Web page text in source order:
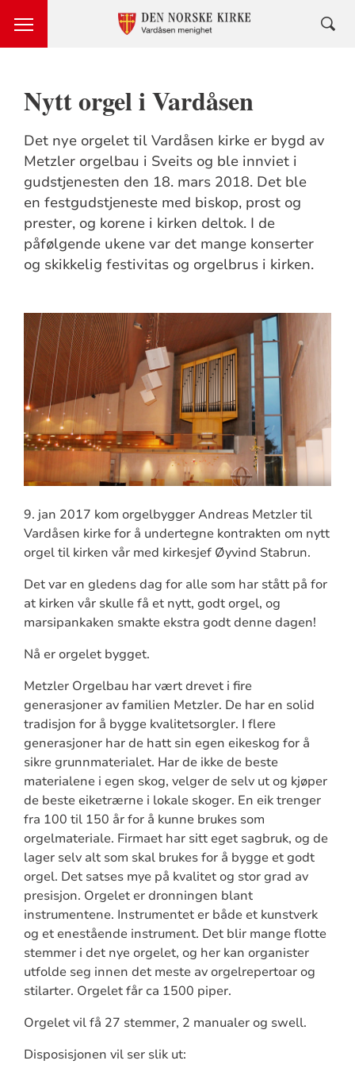
Nytt orgel i Vardåsen
Det nye orgelet til Vardåsen kirke er bygd av
Metzler orgelbau i Sveits og ble innviet i
gudstjenesten den 18. mars 2018. Det ble
en festgudstjeneste med biskop, prost og
prester, og korene i kirken deltok. I de
påfølgende ukene var det mange konserter
og skikkelig festivitas og orgelbrus i kirken.
9. jan 2017 kom orgelbygger Andreas Metzler til
Vardåsen kirke for å undertegne kontrakten om nytt
orgel til kirken vår med kirkesjef Øyvind Stabrun.
Det var en gledens dag for alle som har stått på for
at kirken vår skulle få et nytt, godt orgel, og
marsipankaken smakte ekstra godt denne dagen!
Nå er orgelet bygget.
Metzler Orgelbau har vært drevet i fire
generasjoner av familien Metzler. De har en solid
tradisjon for å bygge kvalitetsorgler. I flere
generasjoner har de hatt sin egen eikeskog for å
sikre grunnmaterialet. Har de ikke de beste
materialene i egen skog, velger de selv ut og kjøper
de beste eiketrærne i lokale skoger. En eik trenger
fra 100 til 150 år for å kunne brukes som
orgelmateriale. Firmaet har sitt eget sagbruk, og de
lager selv alt som skal brukes for å bygge et godt
orgel. Det satses mye på kvalitet og stor grad av
presisjon. Orgelet er dronningen blant
instrumentene. Instrumentet er både et kunstverk
og et enestående instrument. Det blir mange flotte
stemmer i det nye orgelet, og her kan organister
utfolde seg innen det meste av orgelrepertoar og
stilarter. Orgelet får ca 1500 piper.
Orgelet vil få 27 stemmer, 2 manualer og swell.
Disposisjonen vil ser slik ut: